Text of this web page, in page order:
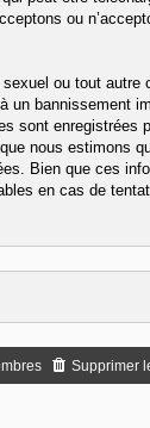
ou
ou tout autre
un bannissement
sont enregistrées
nous estimons
Bien que ces
en cas de
Supprimer